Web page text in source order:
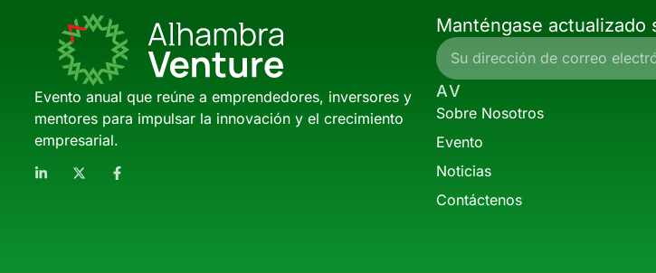
Evento anual que reúne a emprendedores, inversores y
mentores para impulsar la innovación y el crecimiento
empresarial.
Manténgase
AV
Sobre Nosotros
Evento
Noticias
Contáctenos